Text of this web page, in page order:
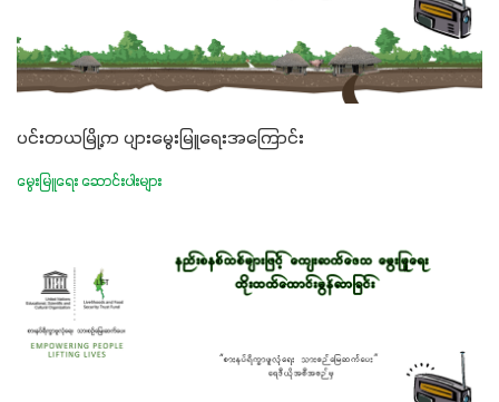
ပင်းတယမြို့က ပျားမွေးမြူရေးအကြောင်း
မွေးမြူရေး ဆောင်းပါးများ